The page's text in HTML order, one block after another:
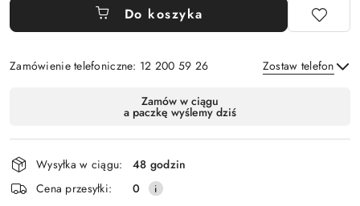
Do koszyka
Zamówienie telefoniczne: 12 200 59 26 Zostaw telefon
Wyślij
dostawa
Zamów w ciągu
a paczkę wyślemy dziś
Wysyłka w ciągu:
48 godzin
Cena przesyłki:
0